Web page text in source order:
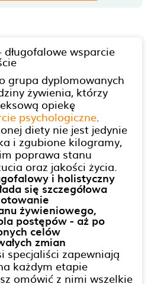
długofalowe wsparcie
grupa dyplomowanych
żywienia, którzy
opiekę
psychologiczne.
diety nie jest jedynie
i zgubione kilogramy,
poprawa stanu
oraz jakości życia.
i holistyczny
się szczegółowa
żywieniowego,
postępów - aż po
celów
zmian
specjaliści zapewniają
każdym etapie
omówić z nimi wszelkie